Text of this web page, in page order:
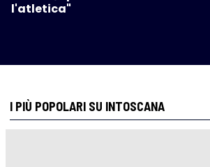
l'atletica"
I PIÙ POPOLARI SU INTOSCANA